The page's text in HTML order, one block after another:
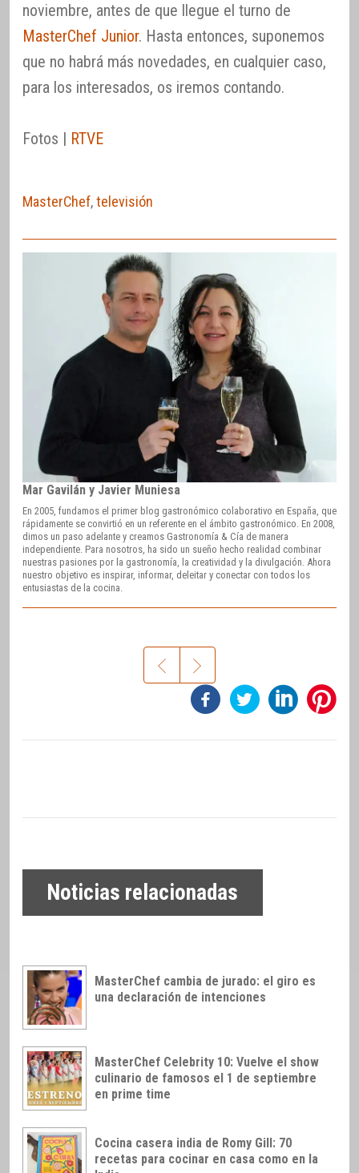
noviembre, antes de que llegue el turno de
MasterChef Junior. Hasta entonces, suponemos
que no habrá más novedades, en cualquier caso,
para los interesados, os iremos contando.
Fotos | RTVE
MasterChef,televisión
Mar Gavilán y Javier Muniesa
En 2005, fundamos el primer blog gastronómico colaborativo en España, que
rápidamente se convirtió en un referente en el ámbito gastronómico. En 2008,
dimos un paso adelante y creamos Gastronomía & Cía de manera
independiente. Para nosotros, ha sido un sueño hecho realidad combinar
nuestras pasiones por la gastronomía, la creatividad y la divulgación. Ahora
nuestro objetivo es inspirar, informar, deleitar y conectar con todos los
entusiastas de la cocina.
Noticias relacionadas
MasterChef cambia de jurado: el giro es
una declaración de intenciones
MasterChef Celebrity 10: Vuelve el show
culinario de famosos el 1 de septiembre
en prime time
Cocina casera india de Romy Gill: 70
recetas para cocinar en casa como en la